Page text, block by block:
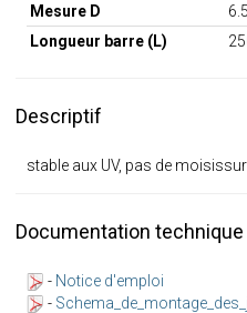
Mesure D
Longueur barre (L)
Descriptif
stable aux UV, pas de
Documentation technique
- Notice d'emploi
-